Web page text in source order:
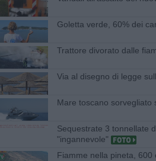
Goletta verde, 60% dei
Trattore divorato dalle
Via al disegno di legge
Mare toscano sorvegliato
Sequestrate 3 tonnellate
"ingannevole"
Fiamme nella pineta, 600